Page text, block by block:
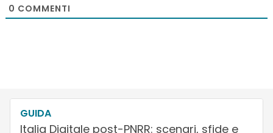
0 COMMENTI
GUIDA
Italia Digitale post-PNRR: scenari, sfide e